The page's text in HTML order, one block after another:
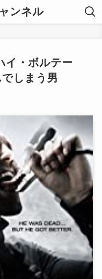
ンネル
イ・ボルテー
しまう男